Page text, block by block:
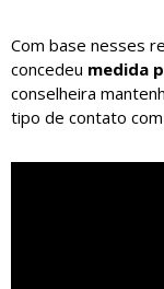
Com base nesses
concedeu medida
conselheira
tipo de contato com